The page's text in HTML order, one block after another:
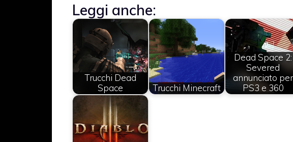
Leggi anche:
Trucchi Dead
Space
Trucchi Minecraft
Dead Space 2:
Severed
annunciato per
PS3 e 360